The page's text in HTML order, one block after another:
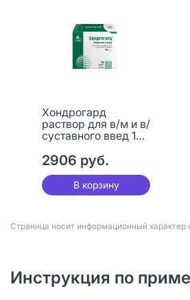
Хондрогард
раствор для в/м и в/
суставного введ 100
шт
2906 руб.
В корзину
Страница носит информационный
Инструкция по